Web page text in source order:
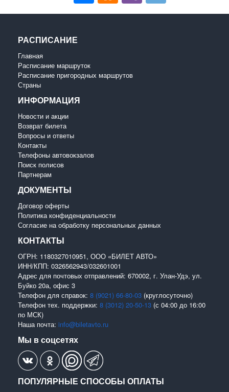
РАСПИСАНИЕ
Главная
Расписание маршруток
Расписание пригородных маршрутов
Страны
ИНФОРМАЦИЯ
Новости и акции
Возврат билета
Вопросы и ответы
Контакты
Телефоны автовокзалов
Поиск полисов
Партнерам
ДОКУМЕНТЫ
Договор оферты
Политика конфиденциальности
Согласие на обработку персональных данных
КОНТАКТЫ
ОГРН: 1180327010951, ООО «БИЛЕТ АВТО»
ИНН/КПП: 0326562943/032601001
Адрес для почтовых отправлений: 670002, г. Улан-Удэ, ул.
Буйко 20а, офис 3
Телефон для справок: 8 (9021) 66-80-03 (круглосуточно)
Телефон тех. поддержки: 8 (3012) 20-50-13 (с 04:00 до 16:00
по МСК)
Наша почта: info@biletavto.ru
Мы в соцсетях
ПОПУЛЯРНЫЕ СПОСОБЫ ОПЛАТЫ